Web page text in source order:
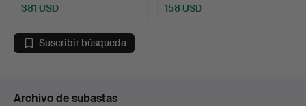
381 USD 158 USD
Suscribir búsqueda
Archivo de subastas